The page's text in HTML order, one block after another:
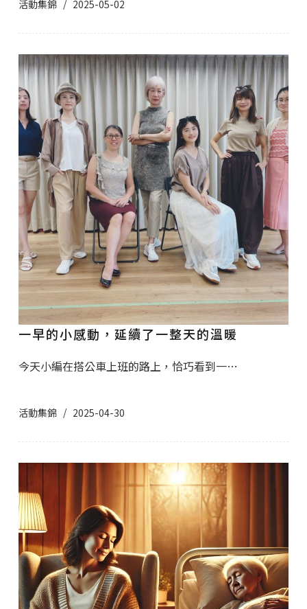
活動集錦 2025-05-02
一早的小感動，延續了一整天的溫暖
今天小編在搭公車上班的路上，恰巧看到一…
活動集錦 2025-04-30